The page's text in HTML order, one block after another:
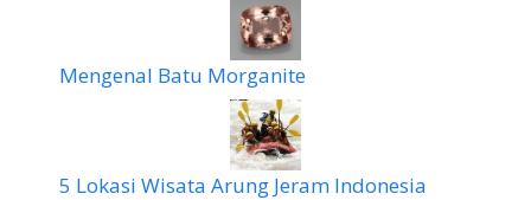
Mengenal Batu Morganite
5 Lokasi Wisata Arung Jeram Indonesia